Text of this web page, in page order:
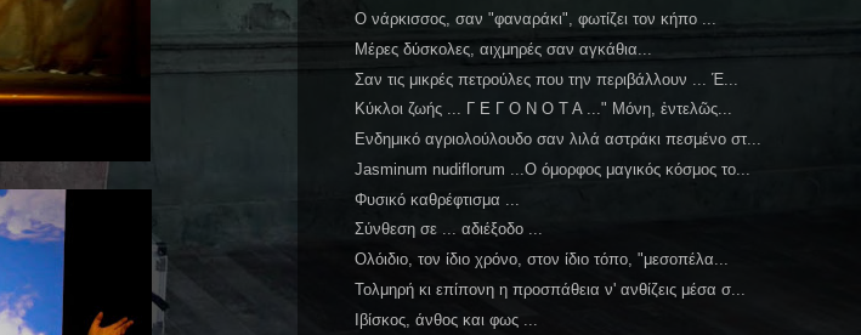
Ο νάρκισσος, σαν "φαναράκι", φωτίζει τον κήπο ...
Μέρες δύσκολες, αιχμηρές σαν αγκάθια...
Σαν τις μικρές πετρούλες που την περιβάλλουν ... Έ...
Κύκλοι ζωής ... Γ Ε Γ Ο Ν Ο Τ Α ..." Μόνη, ἐντελῶς...
Ενδημικό αγριολούλουδο σαν λιλά αστράκι πεσμένο στ...
Jasminum nudiflorum ...Ο όμορφος μαγικός κόσμος το...
Φυσικό καθρέφτισμα ...
Σύνθεση σε ... αδιέξοδο ...
Ολόιδιο, τον ίδιο χρόνο, στον ίδιο τόπο, "μεσοπέλα...
Τολμηρή κι επίπονη η προσπάθεια ν' ανθίζεις μέσα σ...
Ιβίσκος, άνθος και φως ...